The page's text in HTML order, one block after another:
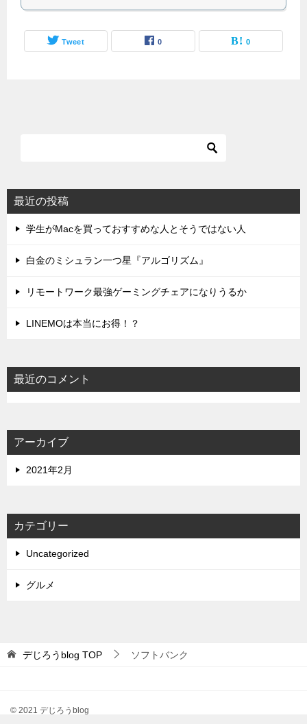
Tweet 0 0
最近の投稿
学生がMacを買っておすすめな人とそうではない人
白金のミシュラン一つ星『アルゴリズム』
リモートワーク最強ゲーミングチェアになりうるか
LINEMOは本当にお得！？
最近のコメント
アーカイブ
2021年2月
カテゴリー
Uncategorized
グルメ
デじろうblog TOP ソフトバンク
© 2021 デじろうblog